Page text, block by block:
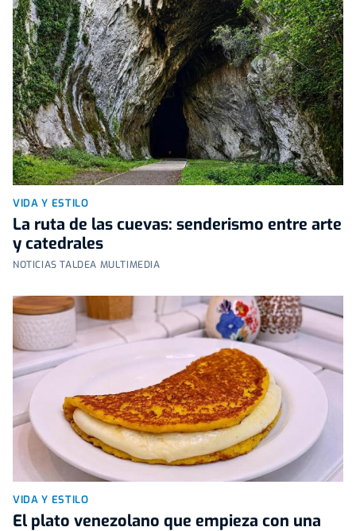
VIDA Y ESTILO
La ruta de las cuevas: senderismo entre arte
y catedrales
NOTICIAS TALDEA MULTIMEDIA
VIDA Y ESTILO
El plato venezolano que empieza con una